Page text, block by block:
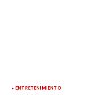
ENTRETENIMIENTO